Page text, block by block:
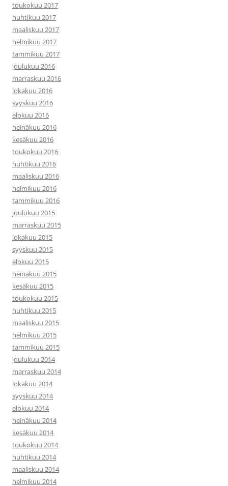
toukokuu 2017
huhtikuu 2017
maaliskuu 2017
helmikuu 2017
tammikuu 2017
joulukuu 2016
marraskuu 2016
lokakuu 2016
syyskuu 2016
elokuu 2016
heinäkuu 2016
kesäkuu 2016
toukokuu 2016
huhtikuu 2016
maaliskuu 2016
helmikuu 2016
tammikuu 2016
joulukuu 2015
marraskuu 2015
lokakuu 2015
syyskuu 2015
elokuu 2015
heinäkuu 2015
kesäkuu 2015
toukokuu 2015
huhtikuu 2015
maaliskuu 2015
helmikuu 2015
tammikuu 2015
joulukuu 2014
marraskuu 2014
lokakuu 2014
syyskuu 2014
elokuu 2014
heinäkuu 2014
kesäkuu 2014
toukokuu 2014
huhtikuu 2014
maaliskuu 2014
helmikuu 2014